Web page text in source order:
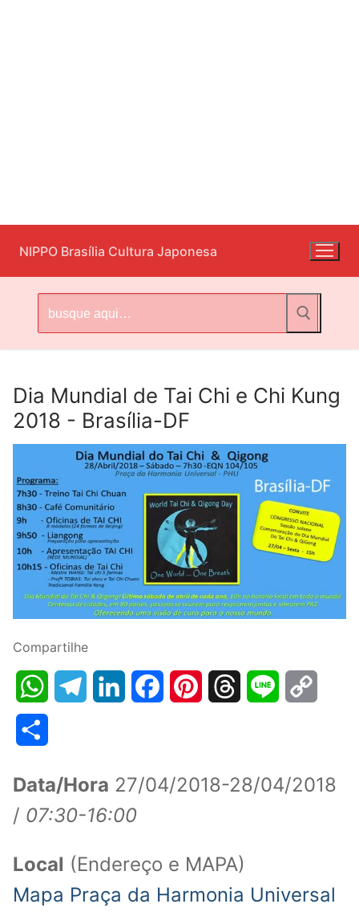
para
o
conteúdo
NIPPO Brasília Cultura Japonesa
por:
Dia Mundial de Tai Chi e Chi Kung
2018 - Brasília-DF
Compartilhe
WhatsAppTelegramLinkedInFacebookPinterestThreads Line
Data/Hora 27/04/2018-28/04/2018
/ 07:30-16:00
Local (Endereço e MAPA)
Mapa Praça da Harmonia Universal